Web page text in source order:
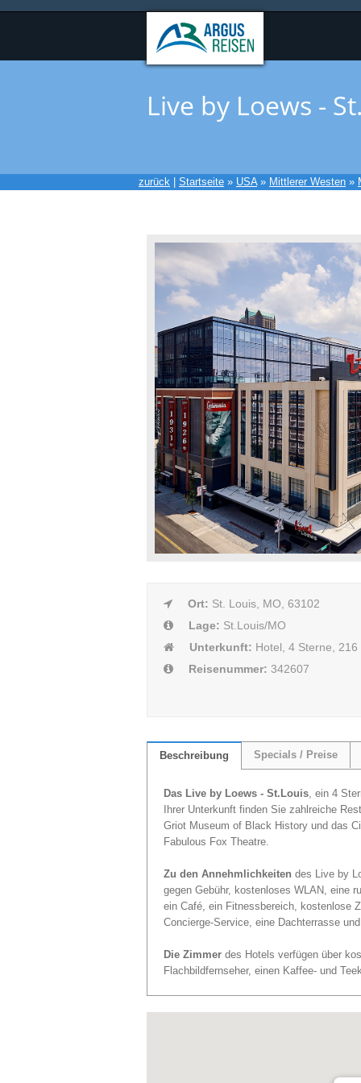
Live by Loews -
zurück Startseite » USA» Mittlerer Westen »
Ort: St. Louis, MO, 63102
Lage: St.Louis/MO
Unterkunft: Hotel, 4 Sterne,
Reisenummer: 342607
Beschreibung Specials / Preise
Das Live by Loews - St.Louis, ein 4
Ihrer Unterkunft finden Sie zahlreiche
Griot Museum of Black History und das
Fabulous Fox Theatre.
Zu den Annehmlichkeiten des Live by
gegen Gebühr, kostenloses WLAN, eine
ein Café, ein Fitnessbereich, kostenlose
Concierge-Service, eine Dachterrasse
Die Zimmer des Hotels verfügen über
Flachbildfernseher, einen Kaffee- und